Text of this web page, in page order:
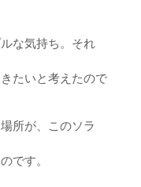
な気持ち。それ
たいと考えたので
所が、このソラ
です。